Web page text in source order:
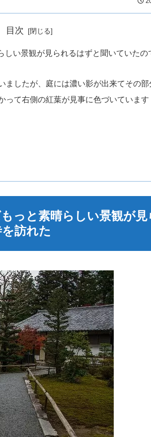
目次
い景観が見られるはずと聞いていたの
ましたが、庭には濃い影が出来てその部
って右側の紅葉が見事に色づいています
っと素晴らしい景観が
訪れた